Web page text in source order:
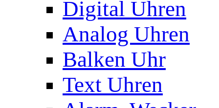
Digital Uhren
Analog Uhren
Balken Uhr
Text Uhren